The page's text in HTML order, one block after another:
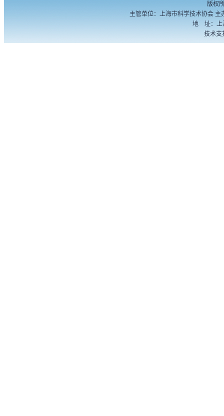
[PDF](
版权
主管单位：上海市科学技术协会
地 址：上
技术支